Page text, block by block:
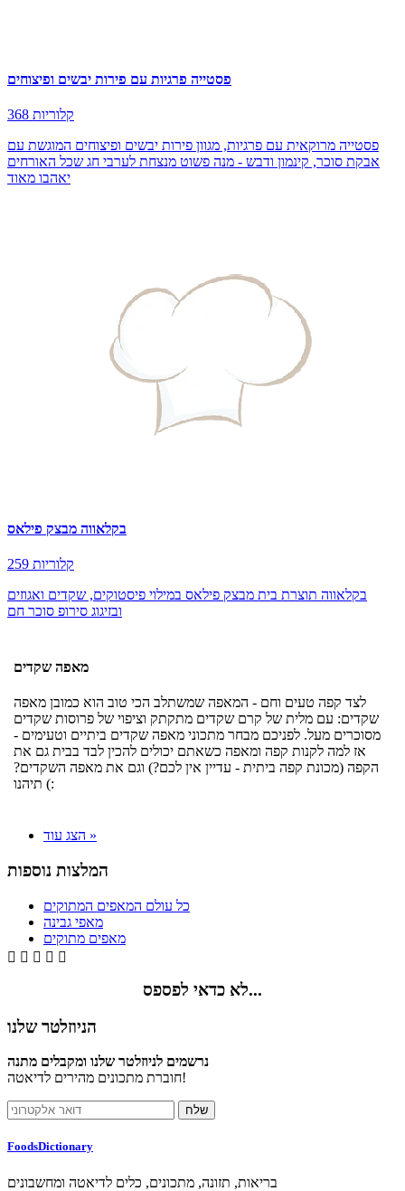
פסטייה פרגיות עם פירות יבשים ופיצוחים
368 קלוריות
פסטייה מרוקאית עם פרגיות, מגוון פירות יבשים ופיצוחים המוגשת עם
אבקת סוכר, קינמון ודבש - מנה פשוט מנצחת לערבי חג שכל האורחים
יאהבו מאוד
בקלאווה מבצק פילאס
259 קלוריות
בקלאווה תוצרת בית מבצק פילאס במילוי פיסטוקים, שקדים ואגוזים
ובזיגוג סירופ סוכר חם
מאפה שקדים
לצד קפה טעים וחם - המאפה שמשתלב הכי טוב הוא כמובן מאפה
שקדים: עם מלית של קרם שקדים מתקתק וציפוי של פרוסות שקדים
מסוכרים מעל. לפניכם מבחר מתכוני מאפה שקדים ביתיים וטעימים -
אז למה לקנות קפה ומאפה כשאתם יכולים להכין לבד בבית גם את
הקפה (מכונת קפה ביתית - עדיין אין לכם?) וגם את מאפה השקדים?
תיהנו (:
הצג עוד »
המלצות נוספות
כל עולם המאפים המתוקים
מאפי גבינה
מאפים מתוקים
    
לא כדאי לפספס...
הניוזלטר שלנו
נרשמים לניוזלטר שלנו ומקבלים מתנה
חוברת מתכונים מהירים לדיאטה!
FoodsDictionary
בריאות, תזונה, מתכונים, כלים לדיאטה ומחשבונים